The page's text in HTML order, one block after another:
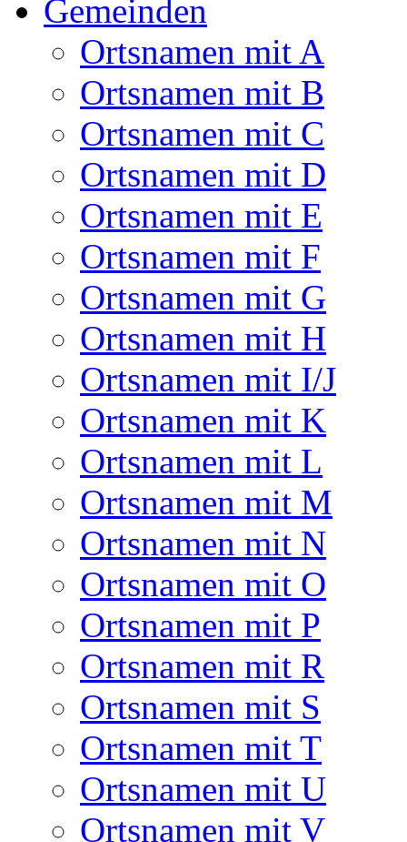
Gemeinden
Ortsnamen mit A
Ortsnamen mit B
Ortsnamen mit C
Ortsnamen mit D
Ortsnamen mit E
Ortsnamen mit F
Ortsnamen mit G
Ortsnamen mit H
Ortsnamen mit I/J
Ortsnamen mit K
Ortsnamen mit L
Ortsnamen mit M
Ortsnamen mit N
Ortsnamen mit O
Ortsnamen mit P
Ortsnamen mit R
Ortsnamen mit S
Ortsnamen mit T
Ortsnamen mit U
Ortsnamen mit V